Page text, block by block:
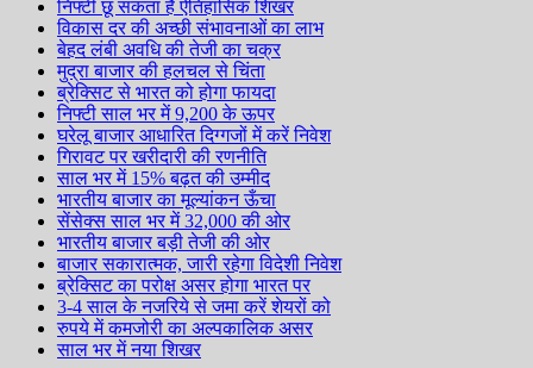
निफ्टी छू सकता है ऐतिहासिक शिखर
विकास दर की अच्छी संभावनाओं का लाभ
बेहद लंबी अवधि की तेजी का चक्र
मुद्रा बाजार की हलचल से चिंता
ब्रेक्सिट से भारत को होगा फायदा
निफ्टी साल भर में 9,200 के ऊपर
घरेलू बाजार आधारित दिग्गजों में करें निवेश
गिरावट पर खरीदारी की रणनीति
साल भर में 15% बढ़त की उम्मीद
भारतीय बाजार का मूल्यांकन ऊँचा
सेंसेक्स साल भर में 32,000 की ओर
भारतीय बाजार बड़ी तेजी की ओर
बाजार सकारात्मक, जारी रहेगा विदेशी निवेश
ब्रेक्सिट का परोक्ष असर होगा भारत पर
3-4 साल के नजरिये से जमा करें शेयरों को
रुपये में कमजोरी का अल्पकालिक असर
साल भर में नया शिखर